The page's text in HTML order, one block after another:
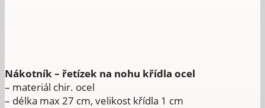
Nákotník – řetízek na nohu křídla ocel
– materiál chir. ocel
– délka max 27 cm, velikost křídla 1 cm